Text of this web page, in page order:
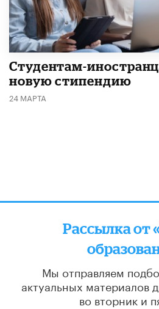
Студентам-
новую стипендию
24 МАРТА
Рассылка от
Мы отправляем
актуальных материалов
во вторник и